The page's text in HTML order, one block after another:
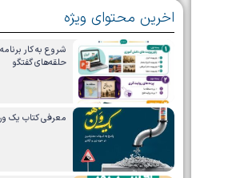
اخرین محتوای ویژه
شروع به کار
حلقه‌های گفتگو
معرفی کتاب یک